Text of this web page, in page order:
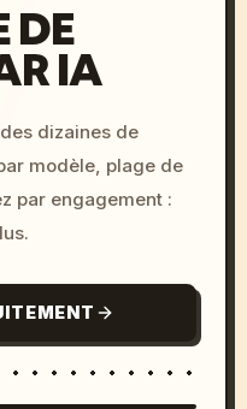
DE
IA
dizaines de
modèle, plage de
par engagement :